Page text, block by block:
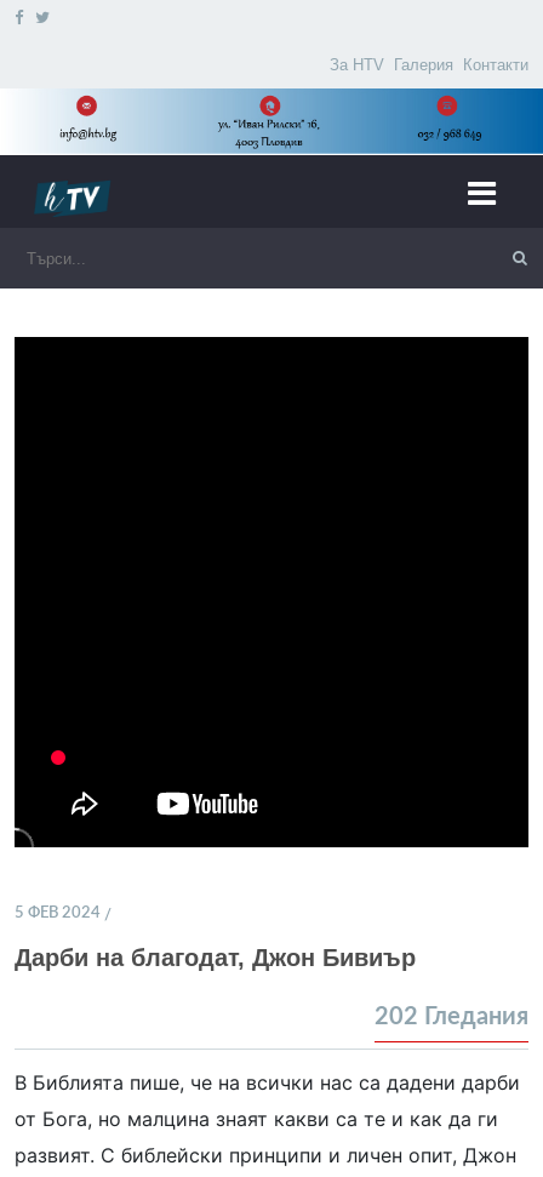
За HTV Галерия Контакти
5 ФЕВ 2024
Дарби на благодат, Джон Бивиър
202 Гледания
В Библията пише, че на всички нас са дадени дарби
от Бога, но малцина знаят какви са те и как да ги
развият. С библейски принципи и личен опит, Джон